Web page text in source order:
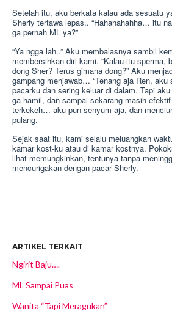
Setelah itu, aku berkata kalau ada sesuatu
Sherly tertawa lepas.. “Hahahahahha… itu
ga pernah ML ya?”
“Ya ngga lah..” Aku membalasnya sambil
membersihkan diri kami. “Kalau itu sperma,
dong Sher? Terus gimana dong?” Aku
gampang menjawab… “Tenang aja Ren, aku
pacarku dan sering keluar di dalam. Tapi
ga hamil, dan sampai sekarang masih efektif
terkekeh… aku pun senyum aja, dan
pulang.
Sejak saat itu, kami selalu meluangkan
kamar kost-ku atau di kamar kostnya.
lihat memungkinkan, tentunya tanpa
mencurigakan dengan pacar Sherly.
ARTIKEL TERKAIT
Ngirit Baju….
ML Sampai Puas
Wanita “Tapi Meragukan”